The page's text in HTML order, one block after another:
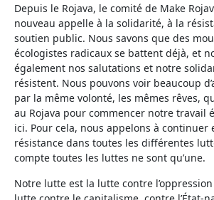
Depuis le Rojava, le comité de Make
nouveau appelle à la solidarité, à la
soutien public. Nous savons que des
écologistes radicaux se battent déjà, et
également nos salutations et notre
résistent. Nous pouvons voir beaucoup
par la même volonté, les mêmes rêves,
au Rojava pour commencer notre travail
ici. Pour cela, nous appelons à continuer
résistance dans toutes les différentes
compte toutes les luttes ne sont qu’une.
Notre lutte est la lutte contre